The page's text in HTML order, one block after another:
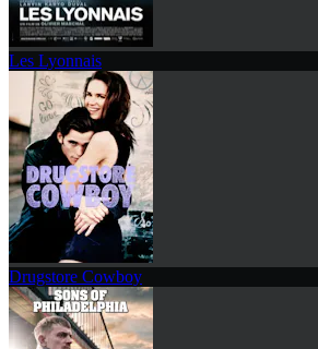
Les Lyonnais
Drugstore Cowboy